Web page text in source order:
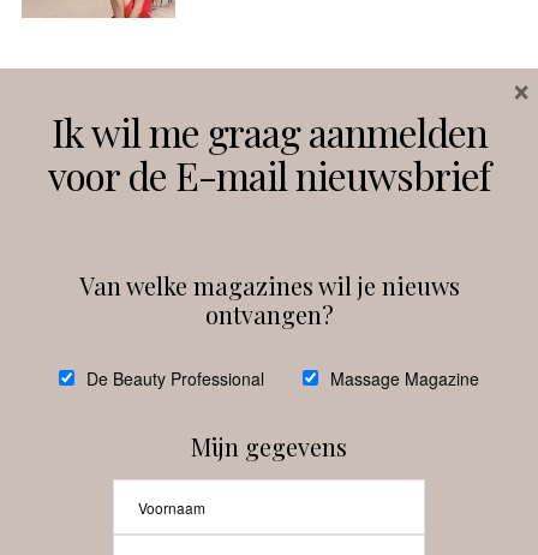
Instagram Facebook
debeautyprofessional
Ik wil me graag aanmelden
voor de E-mail nieuwsbrief
Van welke magazines wil je nieuws
ontvangen?
De Beauty Professional Massage Magazine
Mijn gegevens
×